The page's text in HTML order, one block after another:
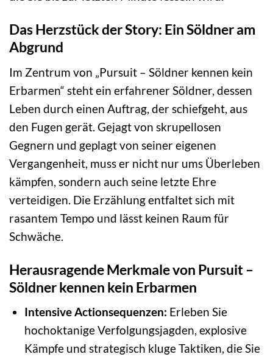
Das Herzstück der Story: Ein Söldner am
Abgrund
Im Zentrum von „Pursuit – Söldner kennen kein
Erbarmen“ steht ein erfahrener Söldner, dessen
Leben durch einen Auftrag, der schiefgeht, aus
den Fugen gerät. Gejagt von skrupellosen
Gegnern und geplagt von seiner eigenen
Vergangenheit, muss er nicht nur ums Überleben
kämpfen, sondern auch seine letzte Ehre
verteidigen. Die Erzählung entfaltet sich mit
rasantem Tempo und lässt keinen Raum für
Schwäche.
Herausragende Merkmale von Pursuit –
Söldner kennen kein Erbarmen
Intensive Actionsequenzen: Erleben Sie
hochoktanige Verfolgungsjagden, explosive
Kämpfe und strategisch kluge Taktiken, die Sie